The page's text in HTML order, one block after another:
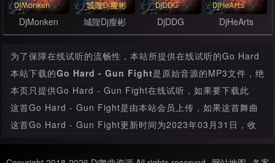
DjMonken 城隍Dj瘦彬 DjDDG DjHeArts
为了保障在线试听的流畅性，本站所提供在线试听的Go Hard
- Gun Fight是经过压缩处理，其音质和本站提供下载的mp3文
件有很大的差别。
本站下载的Go Hard - Gun Fight是原始音源的MP3文件，绝
无压缩，本首下载比特率为320 Kbps，音质方面绝对保证清脆
高清晰。
本页只提供Go Hard - Gun Fight在线试听，如果要下载此
MP3舞曲，请 进入下载页面 下载。
这首Go Hard - Gun Fight是由本站会员上传，如果这首舞曲
存在任何版权问题，请与我们联系，我们会及时处理。
这首Go Hard - Gun Fight更新时间为2023年03月31日，收